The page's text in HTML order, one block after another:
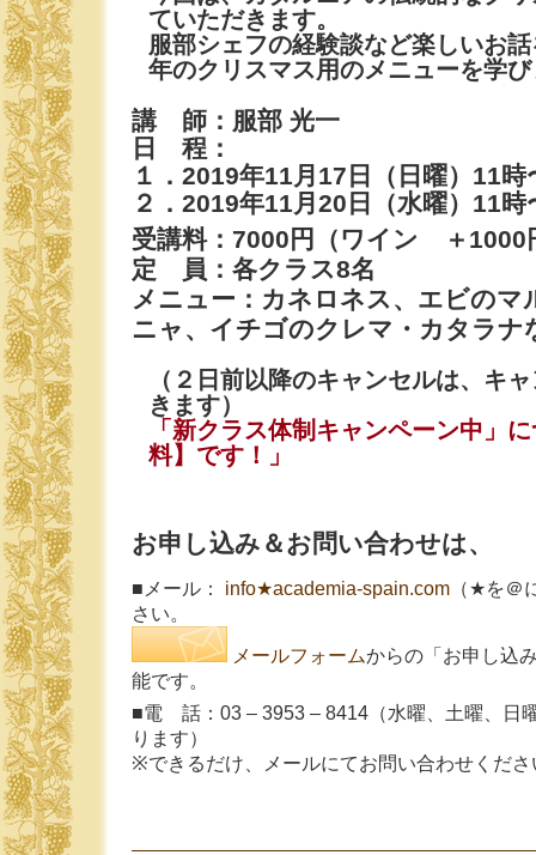
ていただきます。
服部シェフの経験談など楽しいお
年のクリスマス用のメニューを学
講 師：服部 光一
日 程：
１．2019年11月17日（日曜）11時
２．2019年11月20日（水曜）11時
受講料：7000円（ワイン ＋1000
定 員：各クラス8名
メニュー：カネロネス、エビのマ
ニャ、イチゴのクレマ・カタラナ
（２日前以降のキャンセルは、キ
きます）
「新クラス体制キャンペーン中」
料】です！」
お申し込み＆お問い合わせは、
■メール： info★academia-spain.com （★を＠
さい。
メールフォームからの「お申し込
能です。
■電 話：03 – 3953 – 8414（水曜、土曜、日
ります）
※できるだけ、メールにてお問い合わせくださ